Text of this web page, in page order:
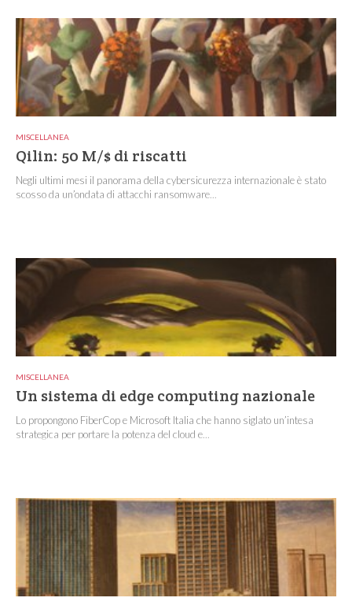
MISCELLANEA
Qilin: 50 M/$ di riscatti
Negli ultimi mesi il panorama della cybersicurezza internazionale è stato
scosso da un’ondata di attacchi ransomware...
MISCELLANEA
Un sistema di edge computing nazionale
Lo propongono FiberCop e Microsoft Italia che hanno siglato un’intesa
strategica per portare la potenza del cloud e...